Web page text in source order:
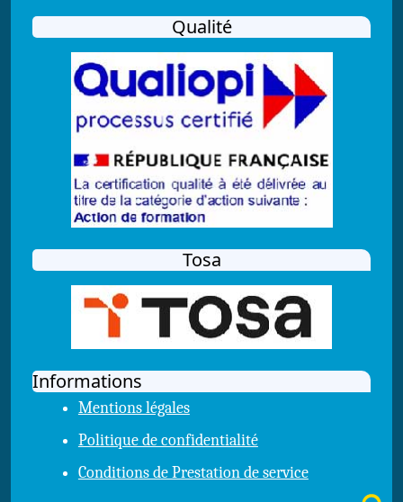
Qualité
Tosa
Informations
Mentions légales
Politique de confidentialité
Conditions de Prestation de service